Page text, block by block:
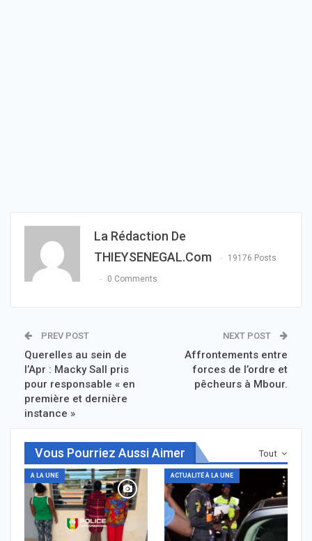
La Rédaction De
THIEYSENEGAL.com
19176 Posts
0 Comments
PREV POST
Querelles au sein de
l’Apr : Macky Sall pris
pour responsable « en
première et dernière
instance »
NEXT POST
Affrontements entre
forces de l’ordre et
pêcheurs à Mbour.
Tout
Vous Pourriez Aussi Aimer
A LA UNE ACTUALITÉ À LA UNE